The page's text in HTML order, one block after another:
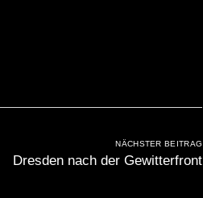
NÄCHSTER BEITRAG
Dresden nach der Gewitterfront